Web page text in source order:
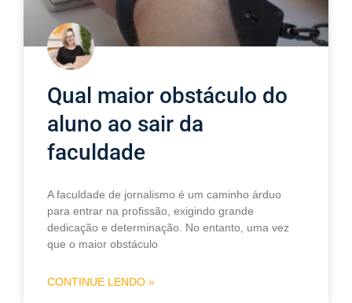
Qual maior obstáculo do
aluno ao sair da
faculdade
A faculdade de jornalismo é um caminho árduo
para entrar na profissão, exigindo grande
dedicação e determinação. No entanto, uma vez
que o maior obstáculo
CONTINUE LENDO »